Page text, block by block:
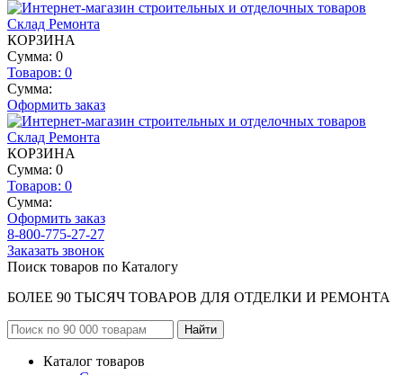
КОРЗИНА
Сумма: 0
Товаров: 0
Сумма:
Оформить заказ
КОРЗИНА
Сумма: 0
Товаров: 0
Сумма:
Оформить заказ
8-800-775-27-27
Заказать звонок
Поиск товаров по Каталогу
БОЛЕЕ 90 ТЫСЯЧ ТОВАРОВ ДЛЯ ОТДЕЛКИ И РЕМОНТА
Каталог товаров